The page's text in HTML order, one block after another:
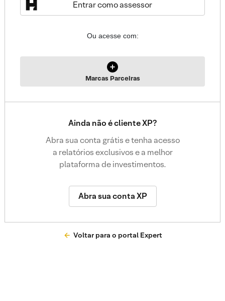
Entrar como assessor
Ou acesse com:
Marcas Parceiras
Ainda não é cliente XP?
Abra sua conta grátis e tenha acesso
a relatórios exclusivos e a melhor
plataforma de investimentos.
Abra sua conta XP
Voltar para o portal Expert